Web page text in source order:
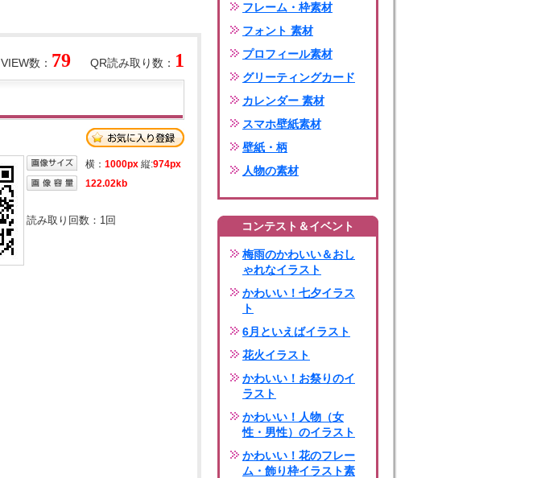
QR読み取り数： 1
VIEW数： 79
横： 1000px 縦:974px
122.02kb
読み取り回数： 1回
フレーム・枠素材
フォント 素材
プロフィール素材
グリーティングカード
カレンダー 素材
スマホ壁紙素材
壁紙・柄
人物の素材
コンテスト＆イベント
梅雨のかわいい＆おし
ゃれなイラスト
かわいい！七夕イラス
ト
6月といえばイラスト
花火イラスト
かわいい！お祭りのイ
ラスト
かわいい！人物（女
性・男性）のイラスト
かわいい！花のフレー
ム・飾り枠イラスト素